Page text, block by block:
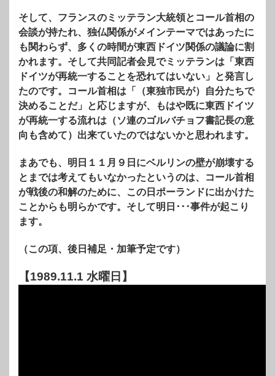
そして、フランスのミッテラン大統領とコール首相の
会談が持たれ、独仏関係がメインテーマではあったに
も関わらず、多くの時間が東西ドイツ関係の議論に割
かれます。そして共同記者会見でミッテランは「東西
ドイツが再統一することを恐れてはいない」と発言し
たのです。コール首相は「（東独市民が）自分たちで
決めることだ」と応じますが、もはや既に東西ドイツ
が再統一する流れは（ソ連のゴルバチョフ書記長の意
向も含めて）出来ていたのではないかと思われます。
まあでも、明日１１月９日にベルリンの壁が崩壊する
とまでは考えてもいなかったというのは、コール首相
が戦後の和解のために、この日ポーランドに出かけた
ことからも明らかです。そして明日･･･事件が起こり
ます。
（この項、後日補足・加筆予定です）
【1989.11.1 水曜日】